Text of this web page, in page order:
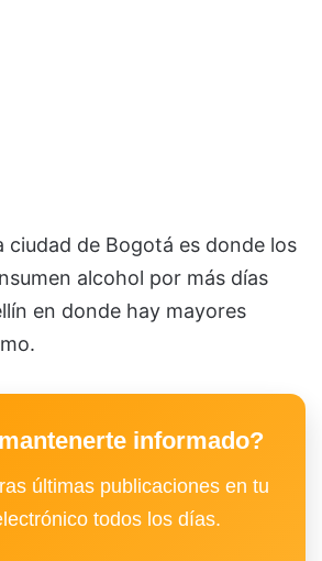
ciudad de Bogotá es donde los
alcohol por más días
en donde hay mayores
informado?
últimas publicaciones en tu
todos los días.